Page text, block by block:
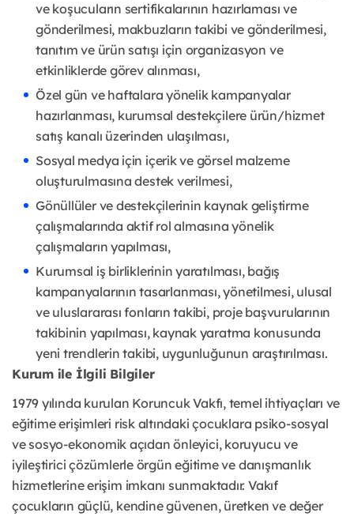
ve koşucuların sertifikalarının hazırlaması ve
gönderilmesi, makbuzların takibi ve gönderilmesi,
tanıtım ve ürün satışı için organizasyon ve
etkinliklerde görev alınması,
Özel gün ve haftalara yönelik kampanyalar
hazırlanması, kurumsal destekçilere ürün/hizmet
satış kanalı üzerinden ulaşılması,
Sosyal medya için içerik ve görsel malzeme
oluşturulmasına destek verilmesi,
Gönüllüler ve destekçilerinin kaynak geliştirme
çalışmalarında aktif rol almasına yönelik
çalışmaların yapılması,
Kurumsal iş birliklerinin yaratılması, bağış
kampanyalarının tasarlanması, yönetilmesi, ulusal
ve uluslararası fonların takibi, proje başvurularının
takibinin yapılması, kaynak yaratma konusunda
yeni trendlerin takibi, uygunluğunun araştırılması.
Kurum ile İlgili Bilgiler
1979 yılında kurulan Koruncuk Vakfı, temel ihtiyaçları ve
eğitime erişimleri risk altındaki çocuklara psiko-sosyal
ve sosyo-ekonomik açıdan önleyici, koruyucu ve
iyileştirici çözümlerle örgün eğitime ve danışmanlık
hizmetlerine erişim imkanı sunmaktadır. Vakıf
çocukların güçlü, kendine güvenen, üretken ve değer